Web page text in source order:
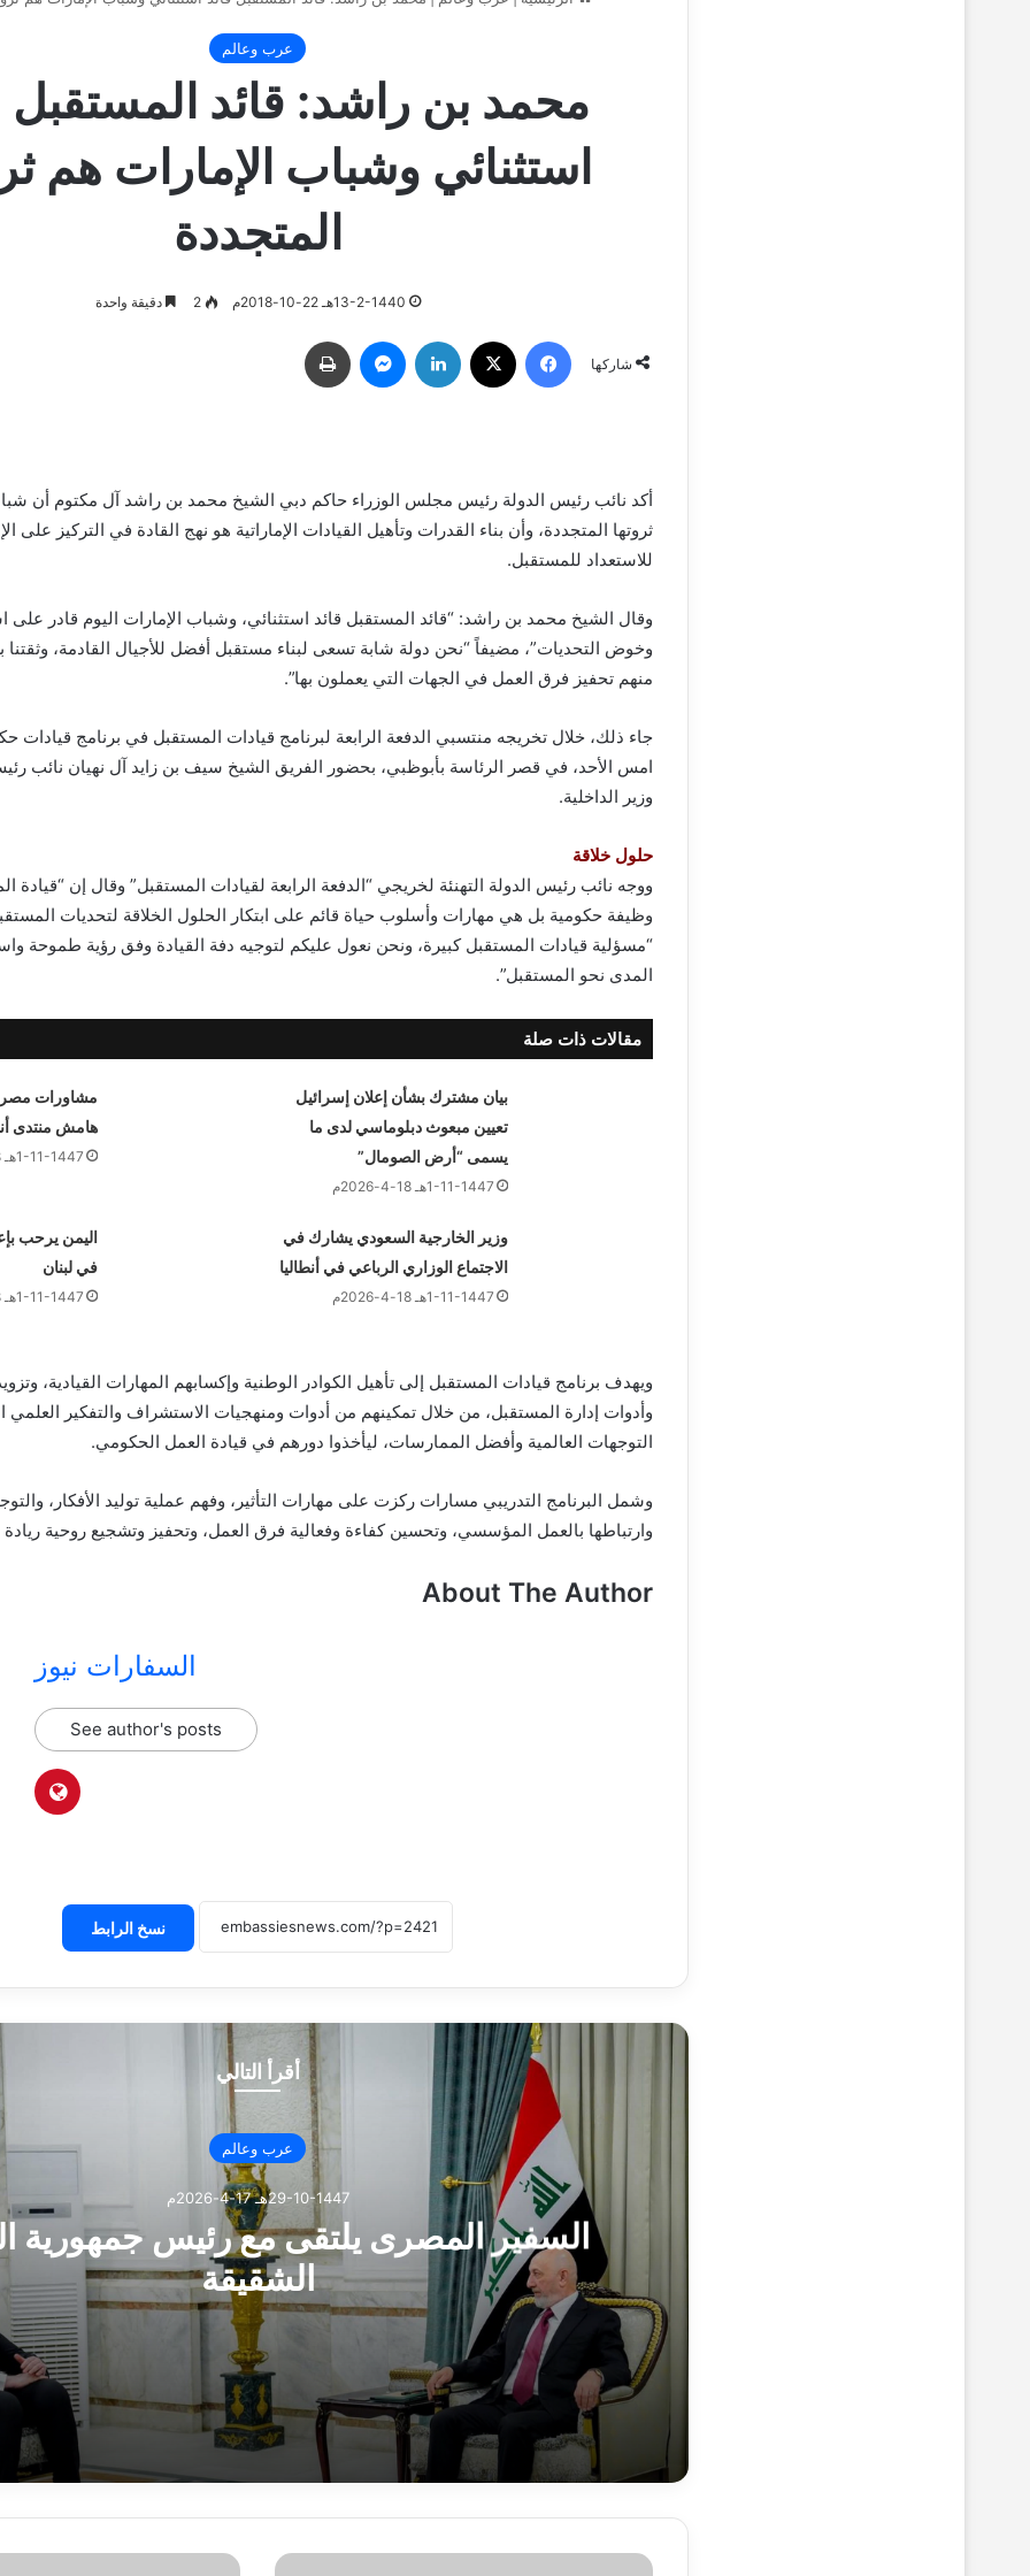
عرب وعالم
محمد بن راشد: قائد المستقبل
استثنائي وشباب الإمارات هم
المتجددة
13-2-1440هـ 22-10-2018م 2 دقيقة واحدة
شاركها
أكد نائب رئيس الدولة رئيس مجلس الوزراء حاكم دبي الشيخ محمد بن راشد آل مكتوم أن
ثروتها المتجددة، وأن بناء القدرات وتأهيل القيادات الإماراتية هو نهج القادة في التركيز
للاستعداد للمستقبل.
وقال الشيخ محمد بن راشد: “قائد المستقبل قائد استثنائي، وشباب الإمارات اليوم قادر على
وخوض التحديات”، مضيفاً “نحن دولة شابة تسعى لبناء مستقبل أفضل للأجيال القادمة، وثقتنا
منهم تحفيز فرق العمل في الجهات التي يعملون بها”.
جاء ذلك، خلال تخريجه منتسبي الدفعة الرابعة لبرنامج قيادات المستقبل في برنامج قيادات
امس الأحد، في قصر الرئاسة بأبوظبي، بحضور الفريق الشيخ سيف بن زايد آل نهيان نائب
وزير الداخلية.
حلول خلاقة
ووجه نائب رئيس الدولة التهنئة لخريجي “الدفعة الرابعة لقيادات المستقبل” وقال إن
وظيفة حكومية بل هي مهارات وأسلوب حياة قائم على ابتكار الحلول الخلاقة لتحديات
“مسؤلية قيادات المستقبل كبيرة، ونحن نعول عليكم لتوجيه دفة القيادة وفق رؤية طموحة
المدى نحو المستقبل”.
مقالات ذات صلة
بيان مشترك بشأن إعلان إسرائيل
تعيين مبعوث دبلوماسي لدى ما
يسمى “أرض الصومال”
1-11-1447هـ 18-4-2026م
مشاورات
هامش منتدى
1-11-1447هـ 18-4-2026م
وزير الخارجية السعودي يشارك في
الاجتماع الوزاري الرباعي في أنطاليا
1-11-1447هـ 18-4-2026م
اليمن يرحب
في لبنان
1-11-1447هـ 18-4-2026م
ويهدف برنامج قيادات المستقبل إلى تأهيل الكوادر الوطنية وإكسابهم المهارات القيادية،
وأدوات إدارة المستقبل، من خلال تمكينهم من أدوات ومنهجيات الاستشراف والتفكير العلمي
التوجهات العالمية وأفضل الممارسات، ليأخذوا دورهم في قيادة العمل الحكومي.
وشمل البرنامج التدريبي مسارات ركزت على مهارات التأثير، وفهم عملية توليد الأفكار،
وارتباطها بالعمل المؤسسي، وتحسين كفاءة وفعالية فرق العمل، وتحفيز وتشجيع روحية ريادة
About The Author
السفارات نيوز
See author's posts
نسخ الرابط
أقرأ التالي
عرب وعالم
29-10-1447هـ 17-4-2026م
السفير المصرى يلتقى مع رئيس جمهورية
الشقيقة
29-10-1447هـ 17-4-2026م
السفير المصرى يلتقى مع رئيس جمهورية العراق الشقيقة
وزير الخارجية المصري يلتقي رئيس مجموعة البنك الدولي
ا
ا